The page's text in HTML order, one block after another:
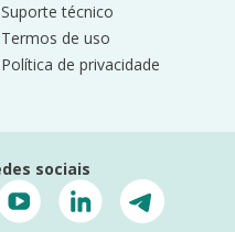
Suporte técnico
Termos de uso
Política de privacidade
sociais